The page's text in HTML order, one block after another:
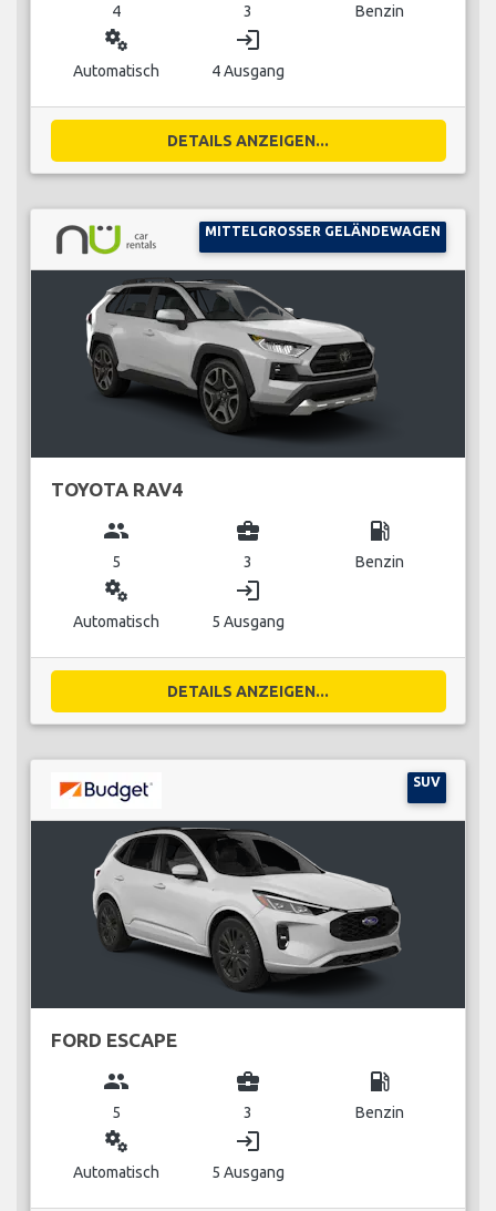
4 3 Benzin
miscellaneous_services
Automatisch
login
4 Ausgang
DETAILS ANZEIGEN...
MITTELGROSSER GELÄNDEWAGEN
TOYOTA RAV4
group
5
business_center
3
local_gas_station
Benzin
miscellaneous_services
Automatisch
login
5 Ausgang
DETAILS ANZEIGEN...
SUV
FORD ESCAPE
group
5
business_center
3
local_gas_station
Benzin
miscellaneous_services
Automatisch
login
5 Ausgang